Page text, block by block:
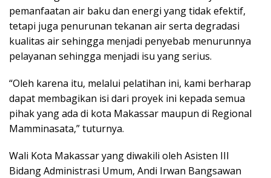
pemanfaatan air baku dan energi yang tidak efektif,
tetapi juga penurunan tekanan air serta degradasi
kualitas air sehingga menjadi penyebab menurunnya
pelayanan sehingga menjadi isu yang serius.
“Oleh karena itu, melalui pelatihan ini, kami berharap
dapat membagikan isi dari proyek ini kepada semua
pihak yang ada di kota Makassar maupun di Regional
Mamminasata,” tuturnya.
Wali Kota Makassar yang diwakili oleh Asisten III
Bidang Administrasi Umum, Andi Irwan Bangsawan